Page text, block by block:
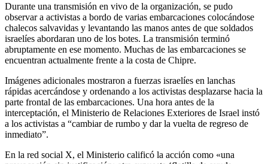
Durante una transmisión en vivo de la organización, se pudo
observar a activistas a bordo de varias embarcaciones colocándose
chalecos salvavidas y levantando las manos antes de que soldados
israelíes abordaran uno de los botes. La transmisión terminó
abruptamente en ese momento. Muchas de las embarcaciones se
encuentran actualmente frente a la costa de Chipre.
Imágenes adicionales mostraron a fuerzas israelíes en lanchas
rápidas acercándose y ordenando a los activistas desplazarse hacia la
parte frontal de las embarcaciones. Una hora antes de la
interceptación, el Ministerio de Relaciones Exteriores de Israel instó
a los activistas a “cambiar de rumbo y dar la vuelta de regreso de
inmediato”.
En la red social X, el Ministerio calificó la acción como «una